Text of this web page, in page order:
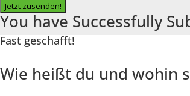
Jetzt zusenden!
You have Successfully
Fast geschafft!
Wie heißt du und wohin